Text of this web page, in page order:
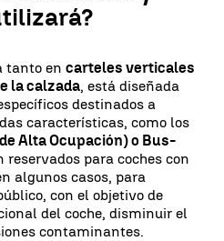
tanto en carteles verticales
la calzada, está diseñada
destinados a
características, como los
Alta Ocupación) o Bus-
reservados para coches con
algunos casos, para
con el objetivo de
del coche, disminuir el
contaminantes.